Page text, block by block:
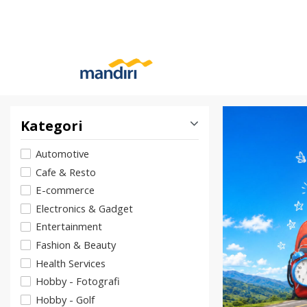
Kategori
Automotive
Cafe & Resto
E-commerce
Electronics & Gadget
Entertainment
Fashion & Beauty
Health Services
Hobby - Fotografi
Hobby - Golf